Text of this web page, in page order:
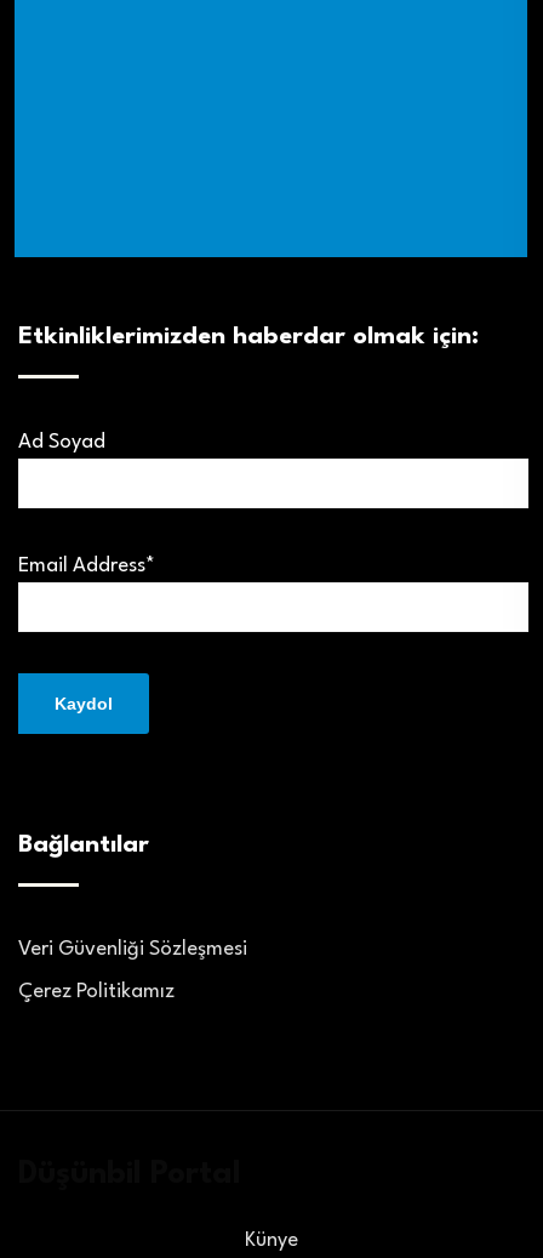
Etkinliklerimizden haberdar olmak için:
Ad Soyad
Email Address*
Bağlantılar
Veri Güvenliği Sözleşmesi
Çerez Politikamız
Künye